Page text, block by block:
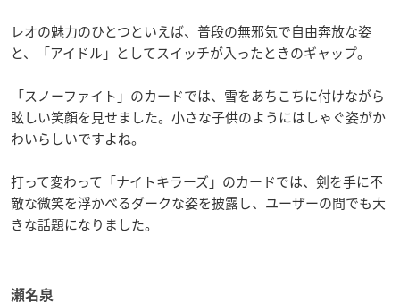
レオの魅力のひとつといえば、普段の無邪気で自由奔放な姿
と、「アイドル」としてスイッチが入ったときのギャップ。
「スノーファイト」のカードでは、雪をあちこちに付けながら
眩しい笑顔を見せました。 小さな子供のようにはしゃぐ姿がか
わいらしいですよね。
打って変わって「ナイトキラーズ」のカードでは、剣を手に不
敵な微笑を浮かべるダークな姿を披露し、ユーザーの間でも大
きな話題になりました。
瀬名泉